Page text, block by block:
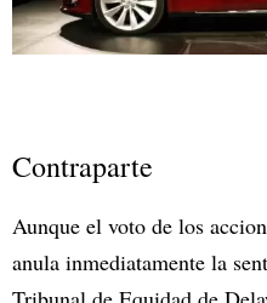
Contraparte
Aunque el voto de los
anula inmediatamente la